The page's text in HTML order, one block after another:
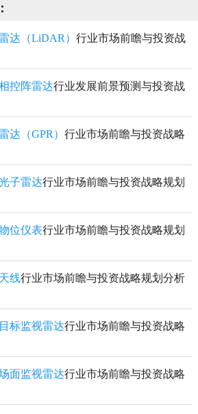
达（LiDAR） 行业市场前瞻与投资战
控阵雷达行业发展前景预测与投资战
达（GPR） 行业市场前瞻与投资战略
子雷达行业市场前瞻与投资战略规划
位仪表行业市场前瞻与投资战略规划
线行业市场前瞻与投资战略规划分析
标监视雷达行业市场前瞻与投资战略
面监视雷达行业市场前瞻与投资战略